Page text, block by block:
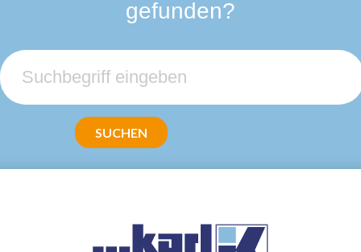
gefunden?